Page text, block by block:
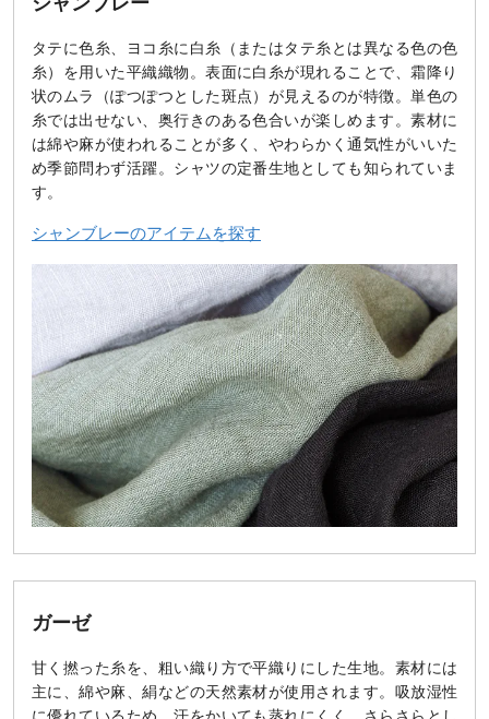
タテに色糸、ヨコ糸に白糸（またはタテ糸とは異なる色の色
糸）を用いた平織織物。表面に白糸が現れることで、霜降り
状のムラ（ぽつぽつとした斑点）が見えるのが特徴。単色の
糸では出せない、奥行きのある色合いが楽しめます。素材に
は綿や麻が使われることが多く、やわらかく通気性がいいた
め季節問わず活躍。シャツの定番生地としても知られていま
す。
シャンブレーのアイテムを探す
ガーゼ
甘く撚った糸を、粗い織り方で平織りにした生地。素材には
主に、綿や麻、絹などの天然素材が使用されます。吸放湿性